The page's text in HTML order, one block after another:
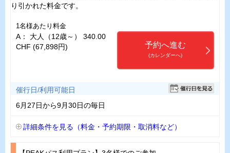
り引かれた料金です。
1名様あたり料金
A： 大人（12歳～） 340.00
CHF (67,898円)
予約へ進む
(カレンダーへ)
催行日/利用可能日
6月27日から9月30日の毎日
詳細条件を見る（料金・予約期限・取消料など）